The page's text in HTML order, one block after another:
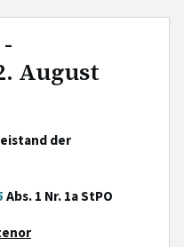
August
der
Abs. 1 Nr. 1a StPO